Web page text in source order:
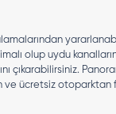
olup uydu
çıkarabilirsiniz.
ve ücretsiz otoparktan